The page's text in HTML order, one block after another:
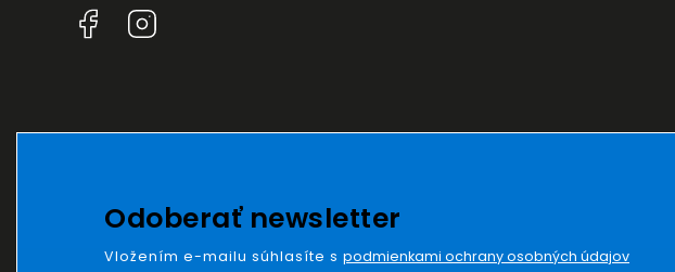
Facebook
Odoberať newsletter
Vložením e-mailu súhlasíte s podmienkami ochrany osobných údajov